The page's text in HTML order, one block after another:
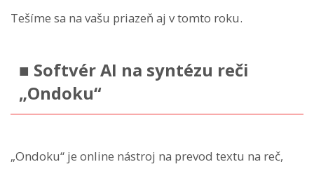
Tešíme sa na vašu priazeň aj v tomto roku.
■ Softvér AI na syntézu reči
„Ondoku“
„Ondoku“ je online nástroj na prevod textu na reč,